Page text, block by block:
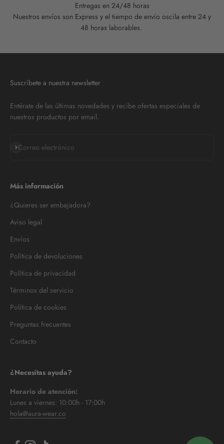
Entregas en 24/48 horas
Nuestros envíos son Express y el tiempo de envío oscila entre 24 y
48 horas laborables.
Suscríbete a nuestra newsletter
Entérate de las últimas novedades y recibe ofertas especiales de
nuestros productos por email.
Correo electrónico
Suscribirse
Más información
¿Quieres ser embajadora?
Aviso legal
Envíos
Política de devoluciones
Política de privacidad
Términos del servicio
Política de cookies
Preguntas frecuentes
Contacto
¿Necesitas ayuda?
Horario de atención:
Lunes a viernes: 10:00h - 17:00h
hola@aura-wear.co